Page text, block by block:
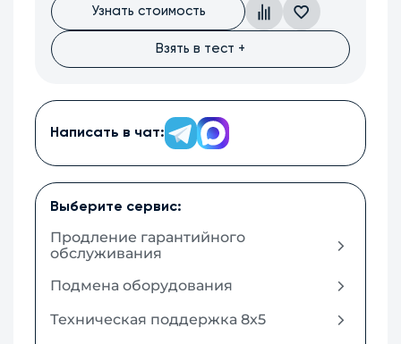
Узнать стоимость
Взять в тест +
Написать в чат:
Выберите сервис:
Продление гарантийного
обслуживания
Подмена оборудования
Техническая поддержка 8x5